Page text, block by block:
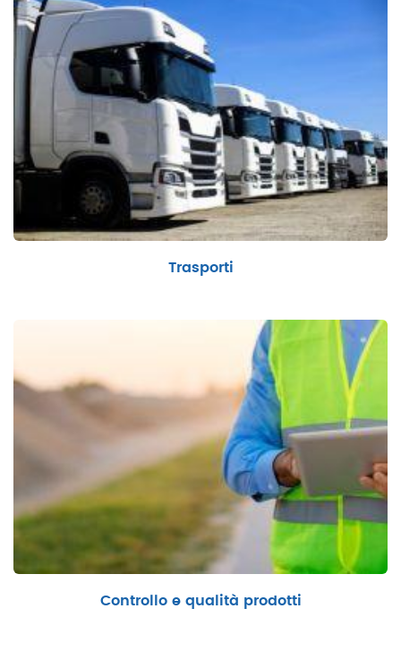
Trasporti
Controllo e qualità prodotti